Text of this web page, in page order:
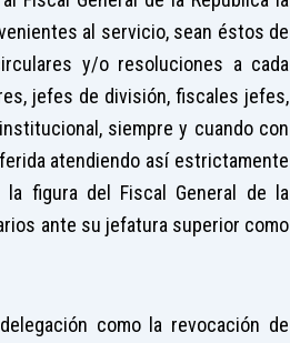
al servicio, sean éstos de
y/o resoluciones a cada
jefes de división, fiscales jefes,
siempre y cuando con
atendiendo así estrictamente
figura del Fiscal General de la
ante su jefatura superior como
como la revocación de